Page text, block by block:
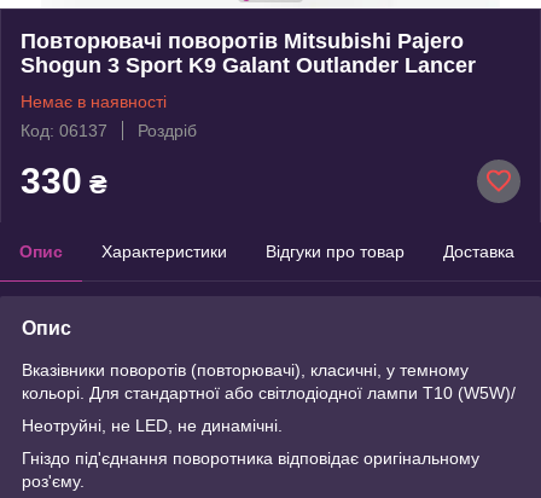
Повторювачі поворотів Mitsubishi Pajero
Shogun 3 Sport K9 Galant Outlander Lancer
Немає в наявності
Код: 06137
Роздріб
330 ₴
Опис Характеристики Відгуки про товар Доставка
Опис
Вказівники поворотів (повторювачі), класичні, у темному
кольорі. Для стандартної або світлодіодної лампи T10 (W5W)/
Неотруйні, не LED, не динамічні.
Гніздо під'єднання поворотника відповідає оригінальному
роз'єму.